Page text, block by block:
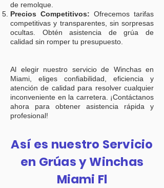
de remolque.
Precios Competitivos: Ofrecemos tarifas
competitivas y transparentes, sin sorpresas
ocultas. Obtén asistencia de grúa de
calidad sin romper tu presupuesto.
Al elegir nuestro servicio de Winchas en
Miami, eliges confiabilidad, eficiencia y
atención de calidad para resolver cualquier
inconveniente en la carretera. ¡Contáctanos
ahora para obtener asistencia rápida y
profesional!
Así es nuestro Servicio
en Grúas y Winchas
Miami Fl